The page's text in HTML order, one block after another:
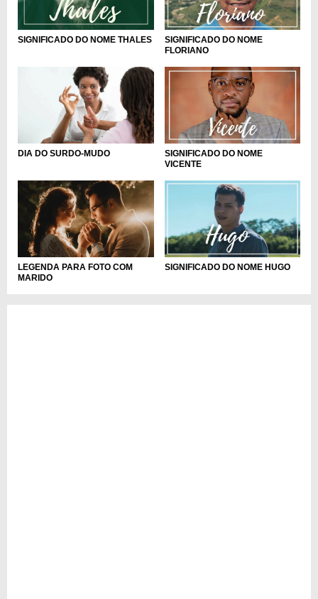
SIGNIFICADO DO NOME THALES
SIGNIFICADO DO NOME
FLORIANO
DIA DO SURDO-MUDO
SIGNIFICADO DO NOME
VICENTE
LEGENDA PARA FOTO COM
MARIDO
SIGNIFICADO DO NOME HUGO